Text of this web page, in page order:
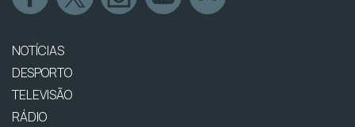
NOTÍCIAS
DESPORTO
TELEVISÃO
RÁDIO